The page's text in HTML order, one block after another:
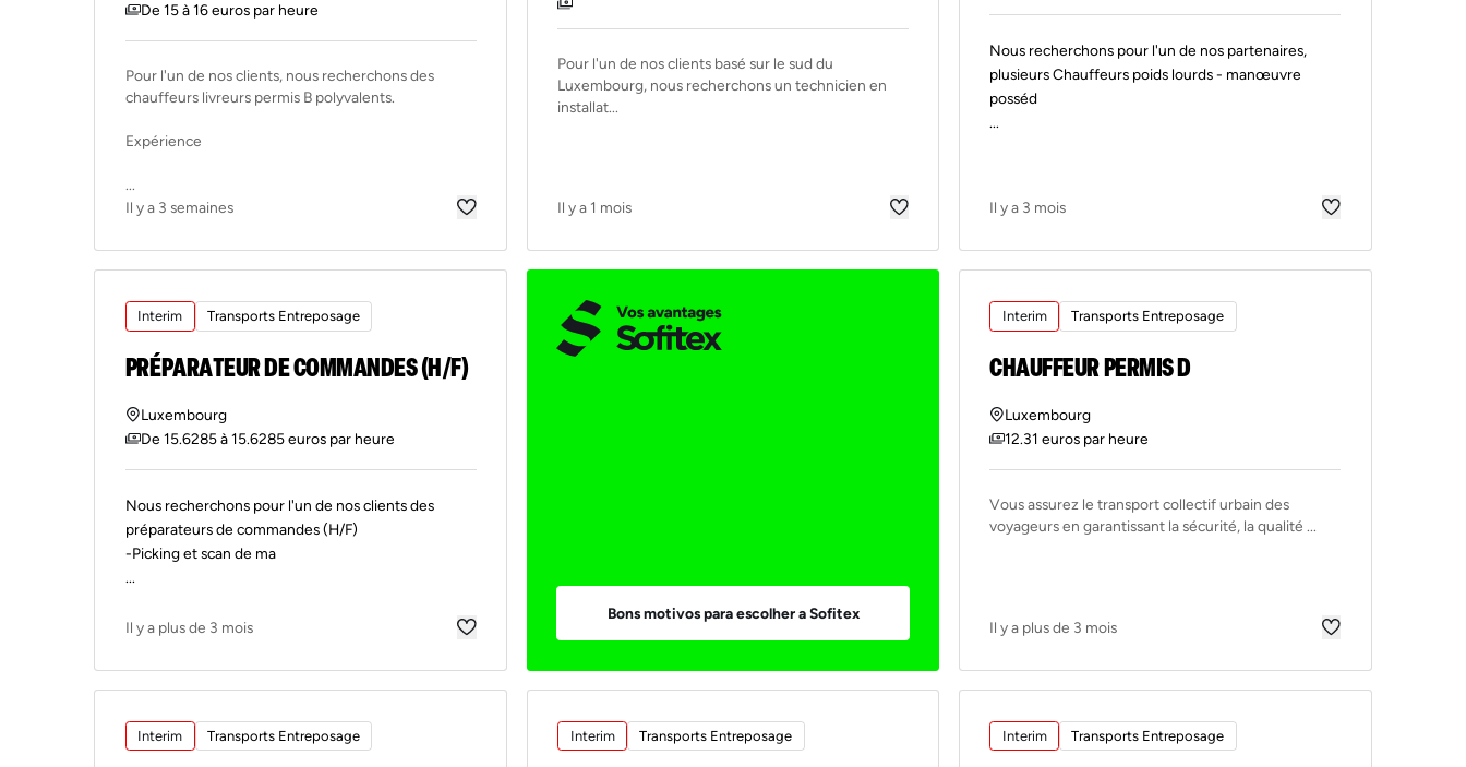
De 15 à 16 euros par heure
Pour l'un de nos clients, nous recherchons des
chauffeurs livreurs permis B polyvalents.
Expérience
...
Il y a 3 semaines
Pour l'un de nos clients basé sur le sud du
Luxembourg, nous recherchons un technicien en
installat...
Il y a 1 mois
Nous recherchons pour l'un de nos partenaires,
plusieurs Chauffeurs poids lourds - manœuvre
posséd
...
Il y a 3 mois
Interim Transports Entreposage
PRÉPARATEUR DE COMMANDES (H/F)
Luxembourg
De 15.6285 à 15.6285 euros par heure
Nous recherchons pour l'un de nos clients des
préparateurs de commandes (H/F)
-Picking et scan de ma
...
Il y a plus de 3 mois
Bons motivos para escolher a Sofitex
Interim Transports Entreposage
CHAUFFEUR PERMIS D
Luxembourg
12.31 euros par heure
Vous assurez le transport collectif urbain des
voyageurs en garantissant la sécurité, la qualité ...
Il y a plus de 3 mois
Interim Transports Entreposage Interim Transports Entreposage Interim Transports Entreposage